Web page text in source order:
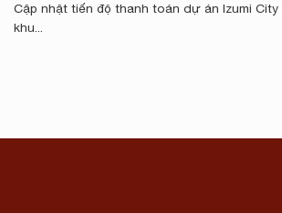
Cập nhật tiến độ thanh toán dự án Izumi City
khu...